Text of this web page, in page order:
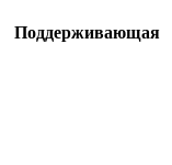
Поддерживающая